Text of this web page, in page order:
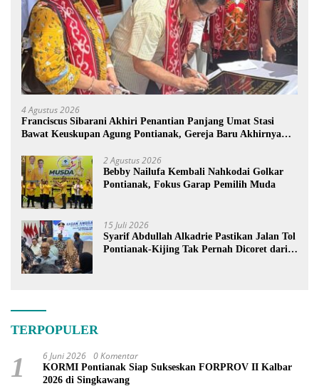
4 Agustus 2026
Franciscus Sibarani Akhiri Penantian Panjang Umat Stasi
Bawat Keuskupan Agung Pontianak, Gereja Baru Akhirnya
2 Agustus 2026
Bebby Nailufa Kembali Nahkodai Golkar
Pontianak, Fokus Garap Pemilih Muda
15 Juli 2026
Syarif Abdullah Alkadrie Pastikan Jalan Tol
Pontianak-Kijing Tak Pernah Dicoret dari
TERPOPULER
1 6 Juni 2026 0 Komentar
KORMI Pontianak Siap Sukseskan FORPROV II Kalbar
2026 di Singkawang